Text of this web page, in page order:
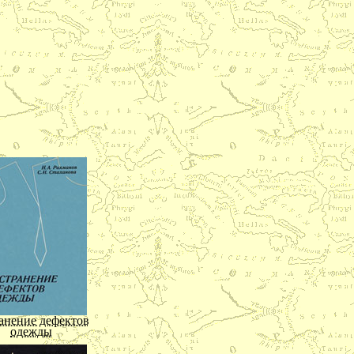
обладает
разумом
его
на мой
красотой,
скорей
в сказках
У
а некоторое
не так
им роде
им род
дефектов
одежды